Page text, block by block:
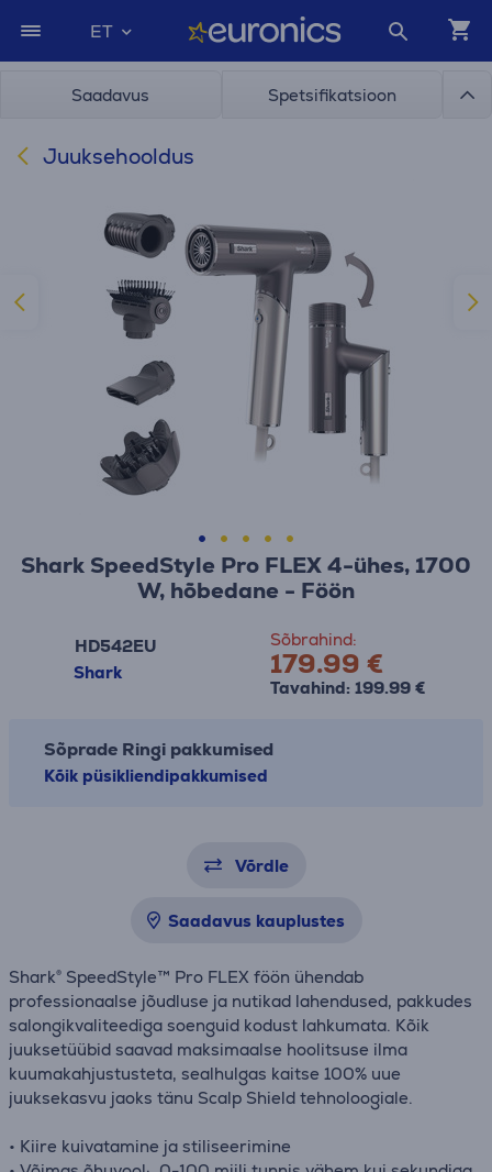
ET
Saadavus Spetsifikatsioon
Juuksehooldus
Shark SpeedStyle Pro FLEX 4-ühes, 1700
W, hõbedane - Föön
HD542EU
Shark
Sõbrahind:
179.99 €
Tavahind: 199.99 €
Sõprade Ringi pakkumised
Kõik püsikliendipakkumised
Võrdle
Saadavus kauplustes
Shark® SpeedStyle™ Pro FLEX föön ühendab
professionaalse jõudluse ja nutikad lahendused, pakkudes
salongikvaliteediga soenguid kodust lahkumata. Kõik
juuksetüübid saavad maksimaalse hoolitsuse ilma
kuumakahjustusteta, sealhulgas kaitse 100% uue
juuksekasvu jaoks tänu Scalp Shield tehnoloogiale.
• Kiire kuivatamine ja stiliseerimine